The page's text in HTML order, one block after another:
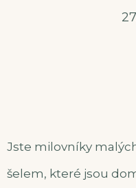
Jste milovníky
šelem, které jsou